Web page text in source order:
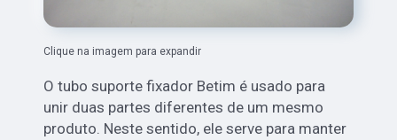
Clique na imagem para expandir
O tubo suporte fixador Betim é usado para
unir duas partes diferentes de um mesmo
produto. Neste sentido, ele serve para manter